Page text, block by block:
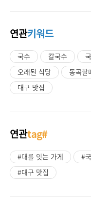
연관키워드
국수 칼국수
오래된 식당
동곡할
대구 맛집
연관tag#
#대를 잇는 가게
#
#대구 맛집